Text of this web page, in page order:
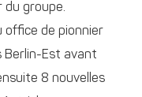
du groupe.
office de pionnier
Berlin-Est avant
8 nouvelles